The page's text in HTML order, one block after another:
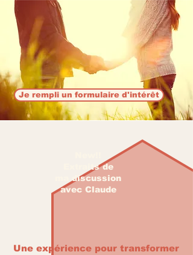
Je rempli un formulaire d'intérêt
Extraits de
ma discussion
avec Claude
Une expérience pour transformer